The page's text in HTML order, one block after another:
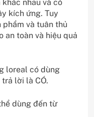
nhau và có
kích ứng. Tuy
phẩm và tuân thủ
an toàn và hiệu quả
loreal có dùng
lời là CÓ.
dùng đến từ